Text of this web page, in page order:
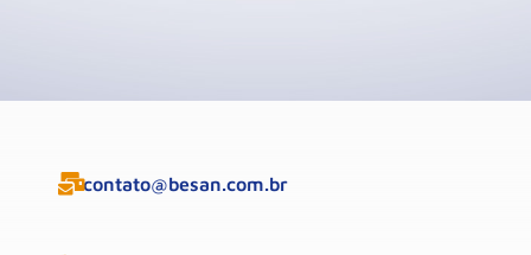
contato@besan.com.br